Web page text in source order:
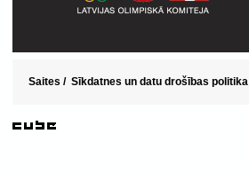
Saites / Sīkdatnes un datu drošības politika